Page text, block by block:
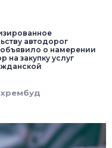
автодорог
о намерении
на закупку услуг